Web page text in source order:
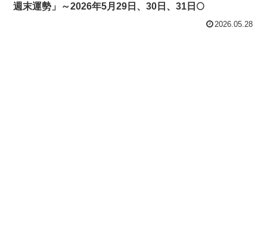
週末運勢」～2026年5月29日、30日、31日🌕
2026.05.28